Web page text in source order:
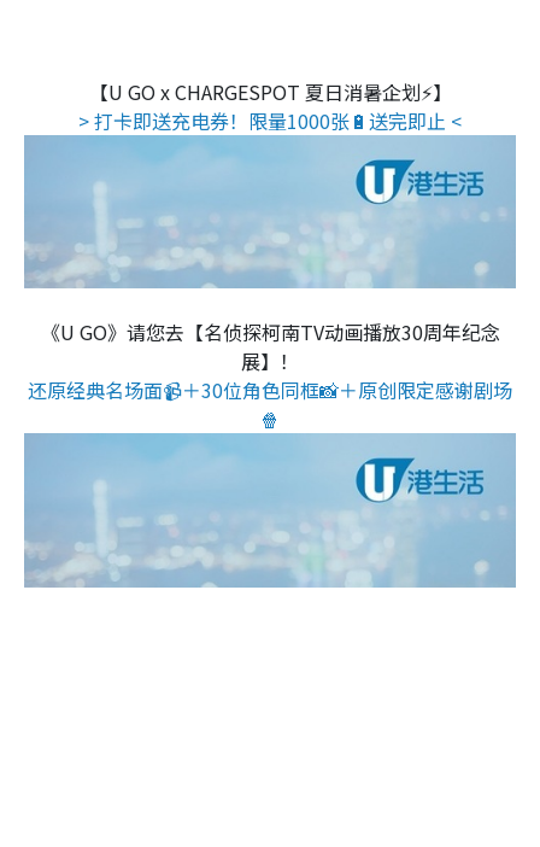
【U GO x CHARGESPOT 夏日消暑企划⚡】
> 打卡即送充电券！限量1000张🔋送完即止 <
《U GO》请您去【名侦探柯南TV动画播放30周年纪念
展】！
还原经典名场面📹＋30位角色同框📸＋原创限定感谢剧场
🍿